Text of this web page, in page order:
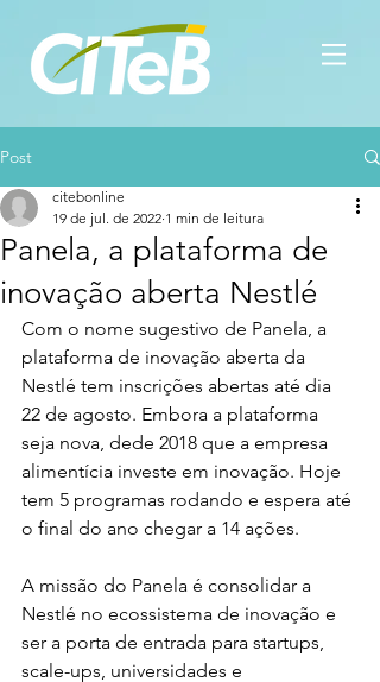
Post
Panela, a plataforma de
inovação aberta Nestlé
citebonline
19 de jul. de 2022 1 min de leitura
Com o nome sugestivo de Panela, a
plataforma de inovação aberta da
Nestlé tem inscrições abertas até dia
22 de agosto. Embora a plataforma
seja nova, dede 2018 que a empresa
alimentícia investe em inovação. Hoje
tem 5 programas rodando e espera até
o final do ano chegar a 14 ações.
A missão do Panela é consolidar a
Nestlé no ecossistema de inovação e
ser a porta de entrada para startups,
scale-ups, universidades e